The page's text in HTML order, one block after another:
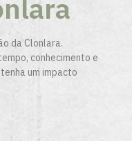
da Clonlara.
conhecimento e
um impacto